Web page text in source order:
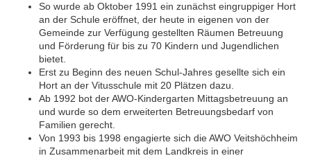
So wurde ab Oktober 1991 ein zunächst eingruppiger Hort
an der Schule eröffnet, der heute in eigenen von der
Gemeinde zur Verfügung gestellten Räumen Betreuung
und Förderung für bis zu 70 Kindern und Jugendlichen
bietet.
Erst zu Beginn des neuen Schul-Jahres gesellte sich ein
Hort an der Vitusschule mit 20 Plätzen dazu.
Ab 1992 bot der AWO-Kindergarten Mittagsbetreuung an
und wurde so dem erweiterten Betreuungsbedarf von
Familien gerecht.
Von 1993 bis 1998 engagierte sich die AWO Veitshöchheim
in Zusammenarbeit mit dem Landkreis in einer